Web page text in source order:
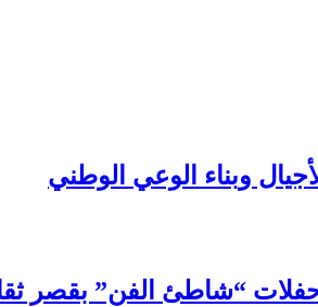
وبناء الوعي الوطني
“شاطئ الفن” بقصر